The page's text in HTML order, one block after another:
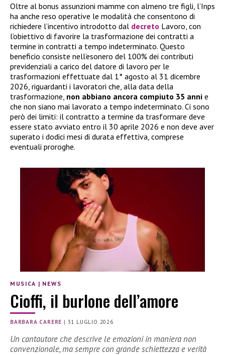
Oltre al bonus assunzioni mamme con almeno tre figli, l’Inps
ha anche reso operative le modalità che consentono di
richiedere l’incentivo introdotto dal decreto Lavoro, con
l’obiettivo di favorire la trasformazione dei contratti a
termine in contratti a tempo indeterminato. Questo
beneficio consiste nell’esonero del 100% dei contributi
previdenziali a carico del datore di lavoro per le
trasformazioni effettuate dal 1° agosto al 31 dicembre
2026, riguardanti i lavoratori che, alla data della
trasformazione, non abbiano ancora compiuto 35 anni e
che non siano mai lavorato a tempo indeterminato. Ci sono
però dei limiti: il contratto a termine da trasformare deve
essere stato avviato entro il 30 aprile 2026 e non deve aver
superato i dodici mesi di durata effettiva, comprese
eventuali proroghe.
MUSICA | NEWS
Cioffi, il burlone dell’amore
BARBARA CARERE | 31 LUGLIO 2026
Un cantautore che descrive le emozioni in maniera non
convenzionale, ma sempre con grande schiettezza e verità